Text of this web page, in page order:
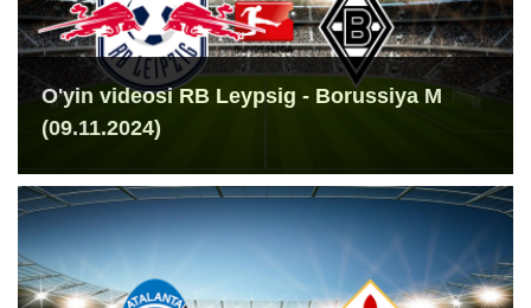
O'yin videosi RB Leypsig - Borussiya M
(09.11.2024)